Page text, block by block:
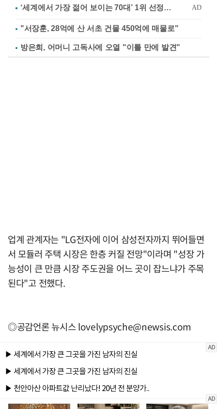
"서장훈, 28억에 산 서초 건물 450억에 매물로"
방은희, 어머니 고독사에 오열 "이틀 만에 발견"
업계 관계자는 "LG전자에 이어 삼성전자까지 뛰어들면
서 모듈러 주택 시장은 한층 커질 전망"이라며 "성장 가
능성이 큰 만큼 시장 주도권을 어느 곳이 잡느냐가 주목
된다"고 전했다.
◎공감언론 뉴시스lovelypsyche@newsis.com